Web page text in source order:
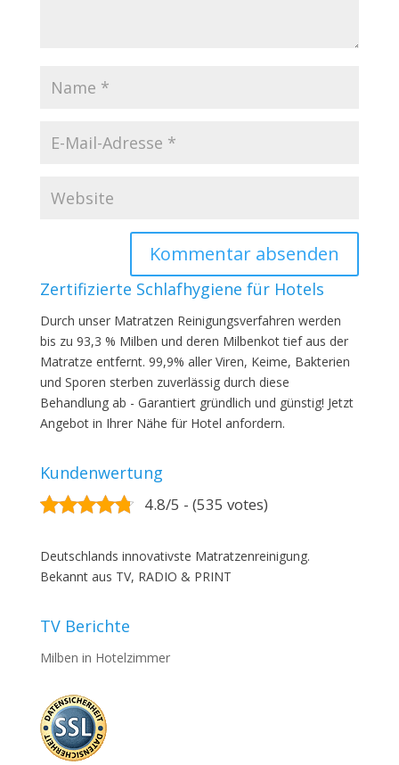
Zertifizierte Schlafhygiene für Hotels
Durch unser Matratzen Reinigungsverfahren werden
bis zu 93,3 % Milben und deren Milbenkot tief aus der
Matratze entfernt. 99,9% aller Viren, Keime, Bakterien
und Sporen sterben zuverlässig durch diese
Behandlung ab - Garantiert gründlich und günstig! Jetzt
Angebot in Ihrer Nähe für Hotel anfordern.
Kundenwertung
4.8/5 - (535 votes)
Deutschlands innovativste Matratzenreinigung.
Bekannt aus TV, RADIO & PRINT
TV Berichte
Milben in Hotelzimmer